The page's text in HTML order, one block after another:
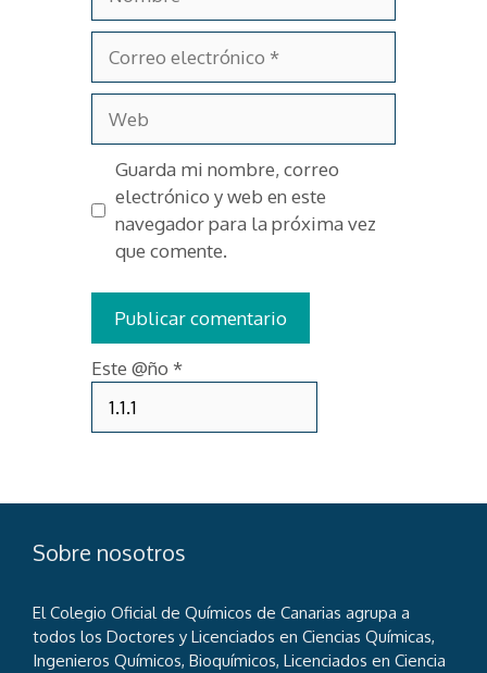
electrónico
Guarda mi nombre, correo
electrónico y web en este
navegador para la próxima vez
que comente.
Este @ño *
Sobre nosotros
El Colegio Oficial de Químicos de Canarias agrupa a
todos los Doctores y Licenciados en Ciencias Químicas,
Ingenieros Químicos, Bioquímicos, Licenciados en Ciencia